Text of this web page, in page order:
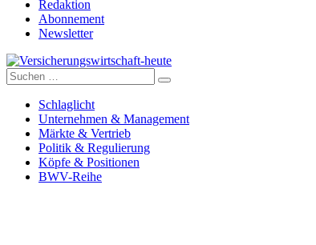
Redaktion
Abonnement
Newsletter
Versicherungswirtschaft-heute
Suche
nach:
Schlaglicht
Unternehmen & Management
Märkte & Vertrieb
Politik & Regulierung
Köpfe & Positionen
BWV-Reihe